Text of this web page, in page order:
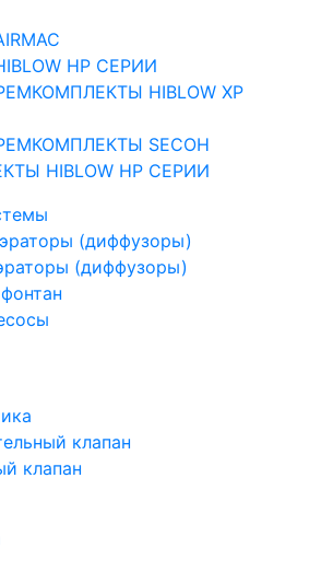
HP СЕРИИ
HIBLOW XP
SECOH
HIBLOW HP СЕРИИ
(диффузоры)
(диффузоры)
клапан
клапан